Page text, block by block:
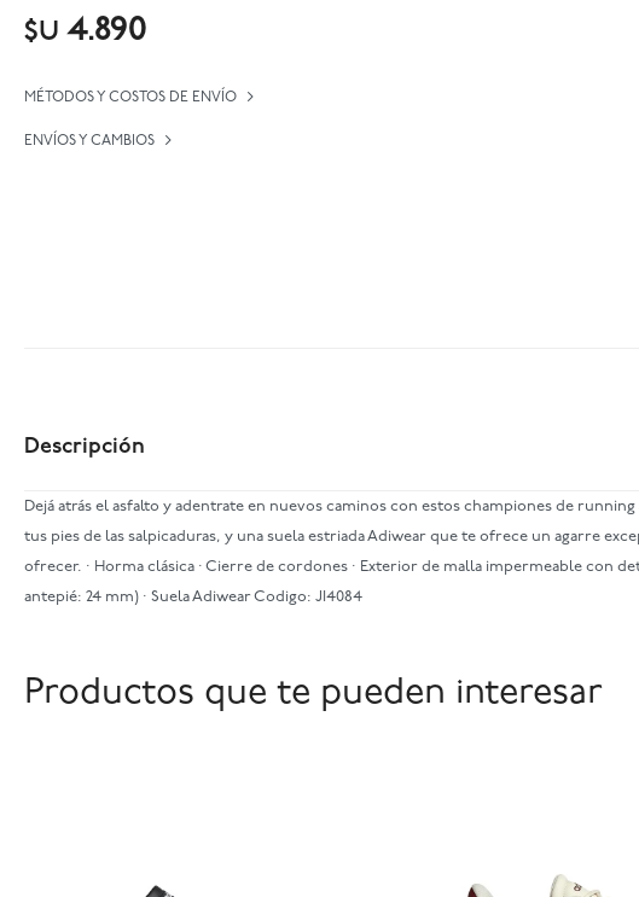
$U 4.890
MÉTODOS Y COSTOS DE ENVÍO
ENVÍOS Y CAMBIOS
Descripción
Dejá atrás el asfalto y adentrate en nuevos caminos con estos championes de
tus pies de las salpicaduras, y una suela estriada Adiwear que te ofrece un agarre
ofrecer. · Horma clásica · Cierre de cordones · Exterior de malla impermeable con
antepié: 24 mm) · Suela Adiwear Codigo: JI4084
Productos que te pueden interesar